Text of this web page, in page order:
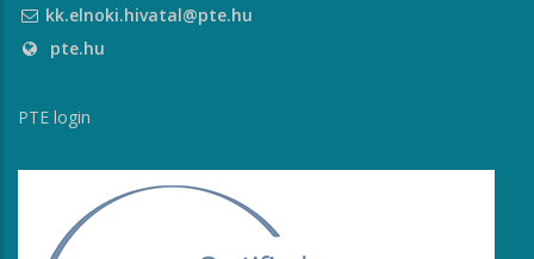
kk.elnoki.hivatal@pte.hu
pte.hu
PTE login